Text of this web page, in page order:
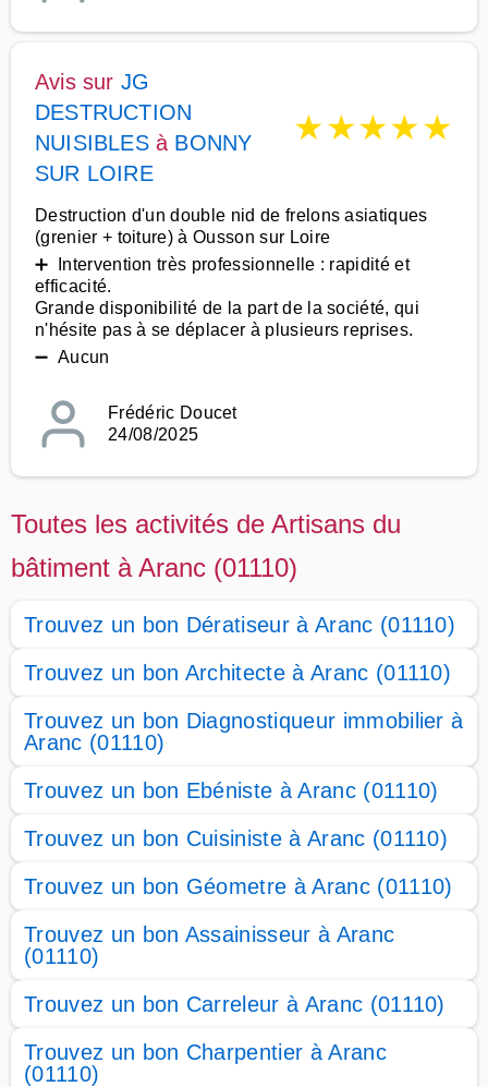
Avis sur JG
DESTRUCTION
NUISIBLESà BONNY
SUR LOIRE
★★★★★
Destruction d'un double nid de frelons asiatiques
(grenier + toiture) à Ousson sur Loire
➕ Intervention très professionnelle : rapidité et
efficacité.
Grande disponibilité de la part de la société, qui
n'hésite pas à se déplacer à plusieurs reprises.
➖ Aucun
Frédéric Doucet
24/08/2025
Toutes les activités de Artisans du
bâtiment à Aranc (01110)
Trouvez un bon Dératiseur à Aranc (01110)
Trouvez un bon Architecte à Aranc (01110)
Trouvez un bon Diagnostiqueur immobilier à
Aranc (01110)
Trouvez un bon Ebéniste à Aranc (01110)
Trouvez un bon Cuisiniste à Aranc (01110)
Trouvez un bon Géometre à Aranc (01110)
Trouvez un bon Assainisseur à Aranc
(01110)
Trouvez un bon Carreleur à Aranc (01110)
Trouvez un bon Charpentier à Aranc
(01110)